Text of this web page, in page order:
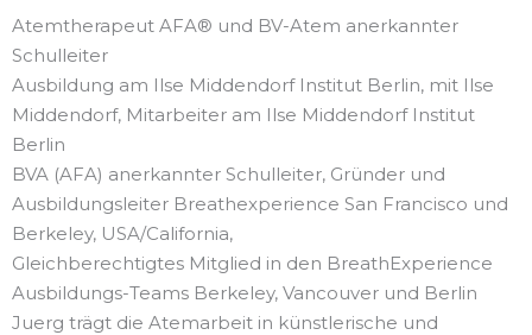
Atemtherapeut AFA® und BV-Atem anerkannter
Schulleiter
Ausbildung am Ilse Middendorf Institut Berlin, mit Ilse
Middendorf, Mitarbeiter am Ilse Middendorf Institut
Berlin
BVA (AFA) anerkannter Schulleiter, Gründer und
Ausbildungsleiter Breathexperience San Francisco und
Berkeley, USA/California,
Gleichberechtigtes Mitglied in den BreathExperience
Ausbildungs-Teams Berkeley, Vancouver und Berlin
Juerg trägt die Atemarbeit in künstlerische und